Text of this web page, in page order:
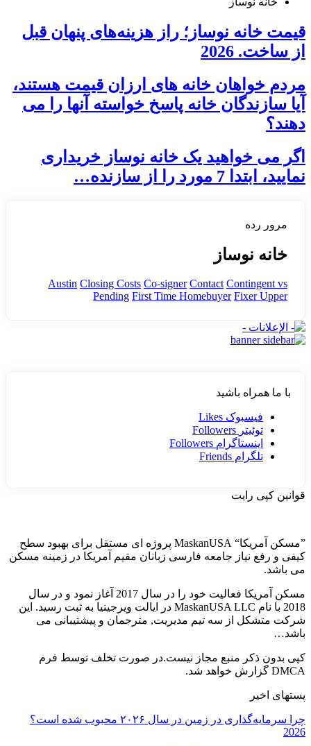
قیمت خانه نوساز؛ راز هزینه‌های پنهان قبل
از ساخت. 2026
مردم خواهان خانه های ارزان قیمت هستند،
آیا سازندگان خانه پاسخ خواسته آنها را می
دهند؟
اگر می خواهید یک خانه نوساز خریداری
نمایید، ابتدا 7 مورد را از سازنده…
مرور رده
خانه نوساز
Austin Closing Costs Co-signer Contact Contingent vs
Pending First Time Homebuyer Fixer Upper
با ما همراه باشید
فیسبوک Likes
توئیتر Followers
اینستاگرام Followers
تلگرام Friends
قوانین کپی رایت
”مسکن آمریکا“ MaskanUSA پروژه ای مستقل برای بهبود سطح
کیفی و رفع نیاز جامعه فارسی زبانان مقیم آمریکا در زمینه مسکن
می باشد.
مسکن آمریکا فعالیت خود را در سال 2017 آغاز نمود و در سال
2018 با نام MaskanUSA LLC در ایالت ویرجینیا به ثبت رسید. این
شرکت متشکل از سه تیم مدیریت, مترجمان و پیشتیبانی می
باشد…
کپی بدون ذکر منبع مجاز نیست.در صورت تخلف توسط فرم
DMCA گزارش خواهد شد.
پستهای اخیر
چرا سرمایه‌گذاری در زمین در سال ۲۰۲۶ محبوب شده است؟
2026